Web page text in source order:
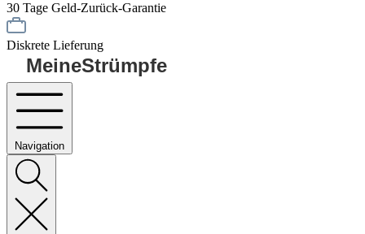
30 Tage Geld-Zurück-Garantie
Diskrete Lieferung
MeineStrümpfe
Navigation